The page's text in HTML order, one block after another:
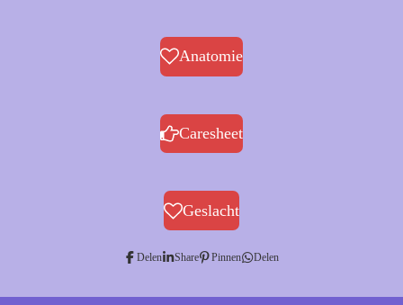
Anatomie
Caresheet
Geslacht
Delen Share Pinnen Delen